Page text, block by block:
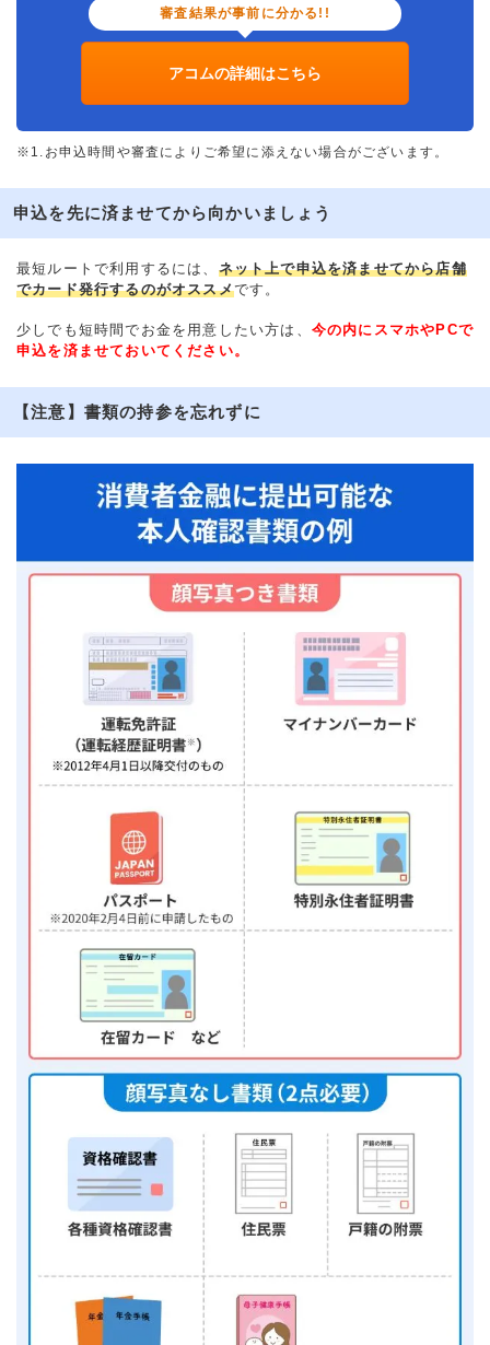
審査結果が事前に分かる!!
アコムの詳細はこちら
※1.お申込時間や審査によりご希望に添えない場合がございます。
申込を先に済ませてから向かいましょう
最短ルートで利用するには、 ネット上で申込を済ませてから店舗
でカード発行するのがオススメです。
少しでも短時間でお金を用意したい方は、 今の内にスマホやPCで
申込を済ませておいてください。
【注意】書類の持参を忘れずに